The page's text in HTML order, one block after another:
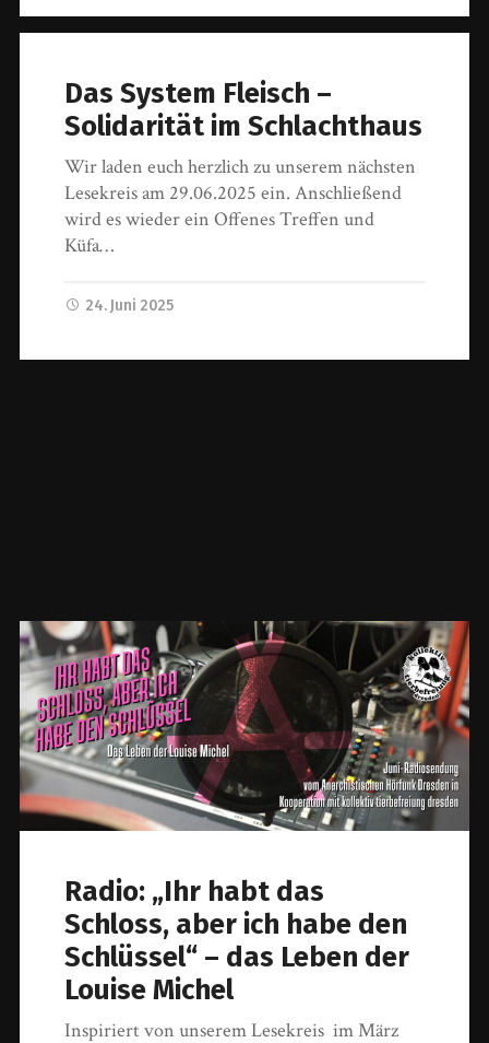
Das System Fleisch –
Solidarität im Schlachthaus
Wir laden euch herzlich zu unserem nächsten
Lesekreis am 29.06.2025 ein. Anschließend
wird es wieder ein Offenes Treffen und
Küfa…
24. Juni 2025
Radio: „Ihr habt das
Schloss, aber ich habe den
Schlüssel“ – das Leben der
Louise Michel
Inspiriert von unserem Lesekreis im März